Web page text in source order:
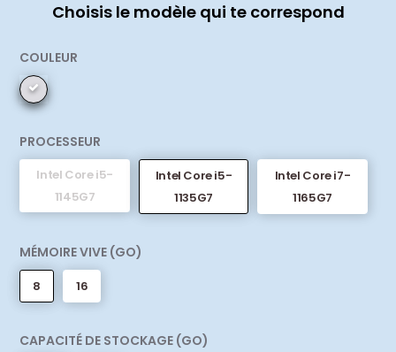
Choisis le modèle qui te correspond
COULEUR
PROCESSEUR
Intel Core i5-
1145G7
Intel Core i5-
1135G7
Intel Core i7-
1165G7
MÉMOIRE VIVE (GO)
8 16
CAPACITÉ DE STOCKAGE (GO)